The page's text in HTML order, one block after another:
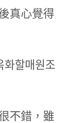
真心覺得
不錯，雖